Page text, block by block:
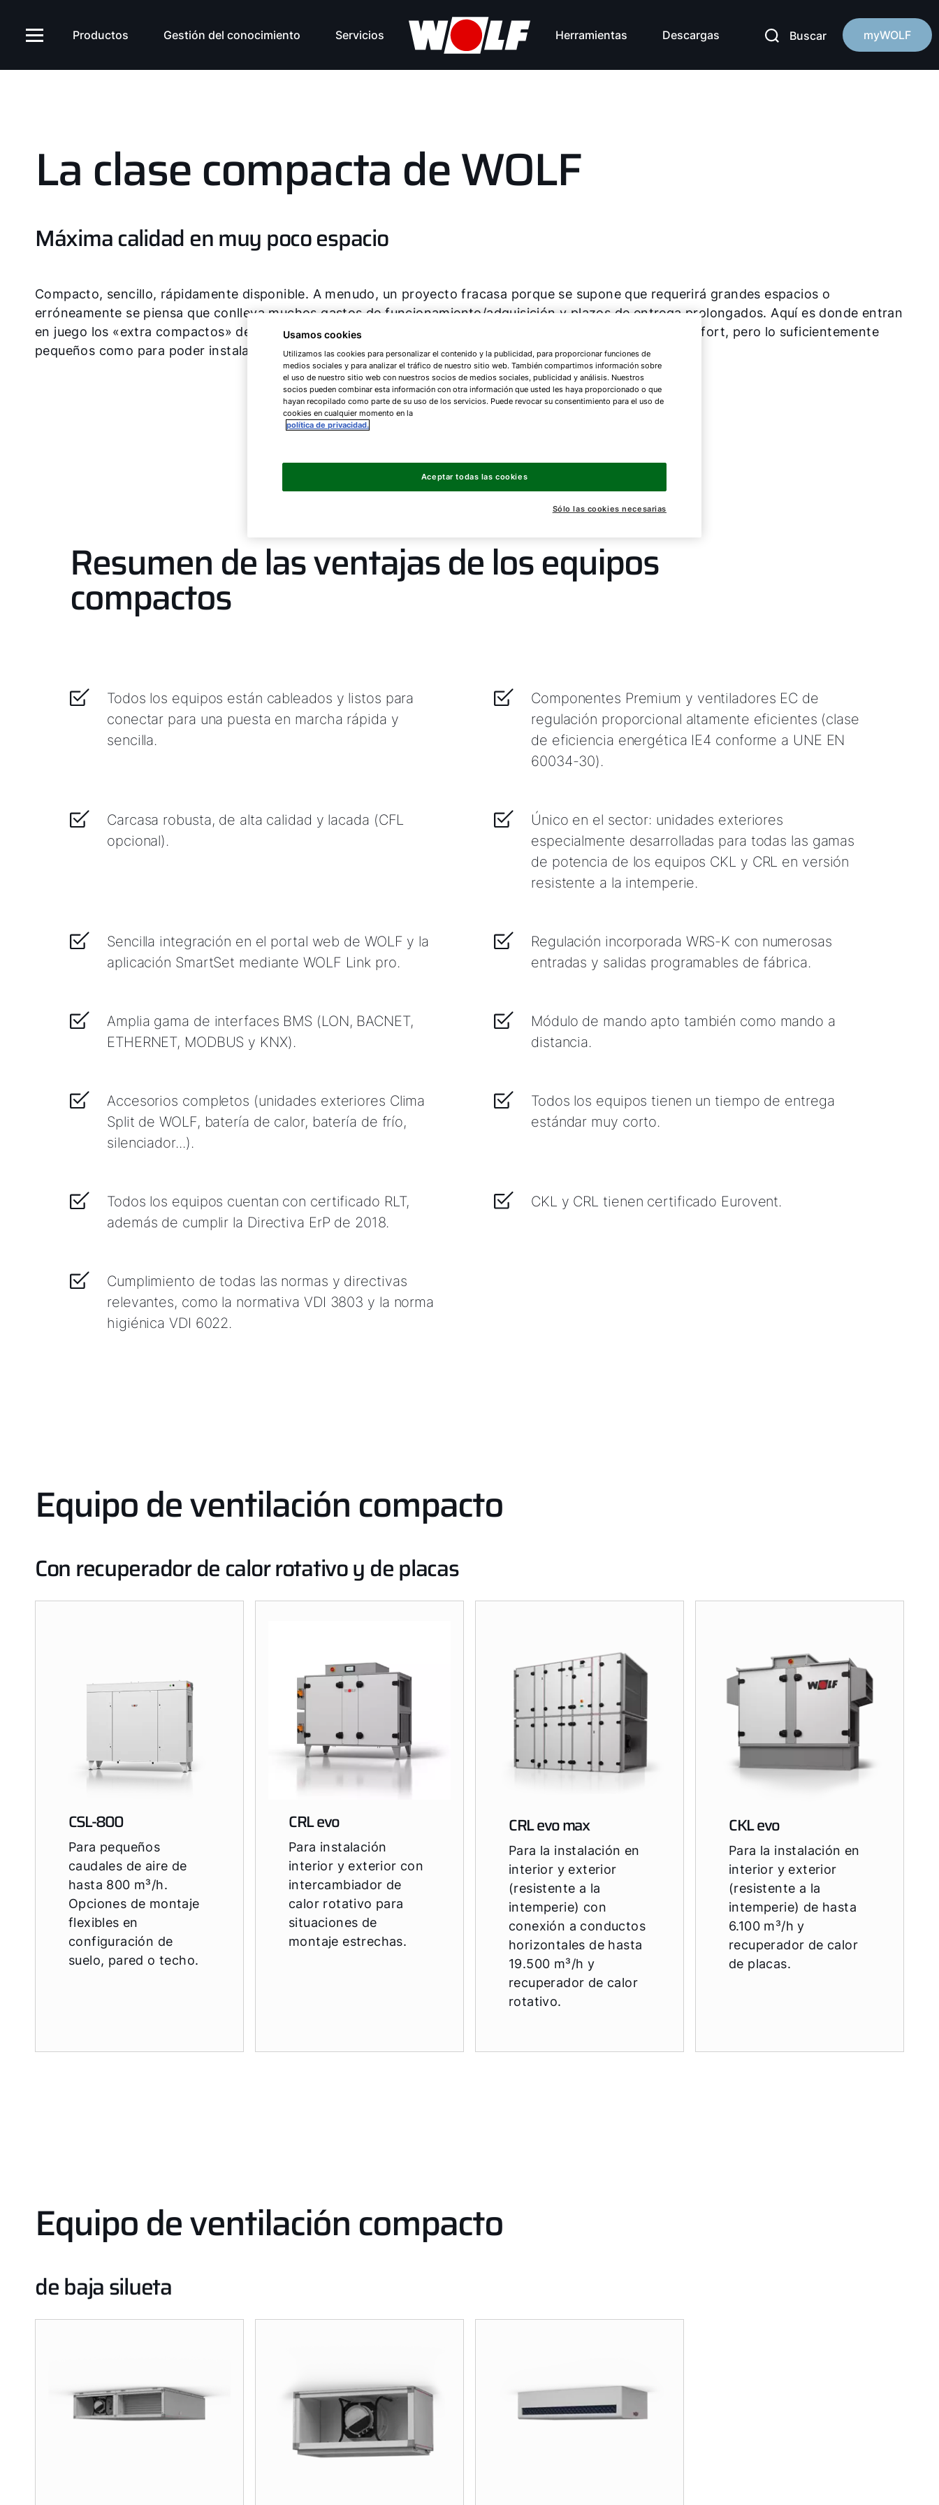
Productos Gestión del conocimiento Servicios Herramientas Descargas Buscar myWOLF
La clase compacta de WOLF
Máxima calidad en muy poco espacio
Compacto, sencillo, rápidamente disponible. A menudo, un proyecto fracasa porque se supone que requerirá grandes espacios o
erróneamente se piensa que conlleva muchos gastos de funcionamiento/adquisición y plazos de entrega prolongados. Aquí es donde entran
en juego los «extra compactos» de WOLF. Lo suficientemente grandes como para garantizar el máximo confort, pero lo suficientemente
pequeños como para poder instalarlos en cualquier lugar. Y listos para empezar a funcionar.
Resumen de las ventajas de los equipos
compactos
Todos los equipos están cableados y listos para
conectar para una puesta en marcha rápida y
sencilla.
Componentes Premium y ventiladores EC de
regulación proporcional altamente eficientes (clase
de eficiencia energética IE4 conforme a UNE EN
60034-30) .
Carcasa robusta, de alta calidad y lacada (CFL
opcional) .
Único en el sector: unidades exteriores
especialmente desarrolladas para todas las gamas
de potencia de los equipos CKL y CRL en versión
resistente a la intemperie .
Sencilla integración en el portal web de WOLF y la
aplicación SmartSet mediante WOLF Link pro.
Regulación incorporada WRS-K con numerosas
entradas y salidas programables de fábrica.
Amplia gama de interfaces BMS (LON, BACNET,
ETHERNET, MODBUS y KNX).
Módulo de mando apto también como mando a
distancia.
Accesorios completos (unidades exteriores Clima
Split de WOLF, batería de calor, batería de frío,
silenciador...).
Todos los equipos tienen un tiempo de entrega
estándar muy corto.
Todos los equipos cuentan con certificado RLT,
además de cumplir la Directiva ErP de 2018.
CKL y CRL tienen certificado Eurovent.
Cumplimiento de todas las normas y directivas
relevantes, como la normativa VDI 3803 y la norma
higiénica VDI 6022.
Equipo de ventilación compacto
Con recuperador de calor rotativo y de placas
CSL-800
Para pequeños
caudales de aire de
hasta 800 m³/h.
Opciones de montaje
flexibles en
configuración de
suelo, pared o techo.
CRL evo
Para instalación
interior y exterior con
intercambiador de
calor rotativo para
situaciones de
montaje estrechas.
CRL evo max
Para la instalación en
interior y exterior
(resistente a la
intemperie) con
conexión a conductos
horizontales de hasta
19.500 m³/h y
recuperador de calor
rotativo.
CKL evo
Para la instalación en
interior y exterior
(resistente a la
intemperie) de hasta
6.100 m³/h y
recuperador de calor
de placas.
Equipo de ventilación compacto
de baja silueta
Usamos cookies
Utilizamos las cookies para personalizar el contenido y la publicidad, para proporcionar funciones de
medios sociales y para analizar el tráfico de nuestro sitio web. También compartimos información sobre
el uso de nuestro sitio web con nuestros socios de medios sociales, publicidad y análisis. Nuestros
socios pueden combinar esta información con otra información que usted les haya proporcionado o que
hayan recopilado como parte de su uso de los servicios. Puede revocar su consentimiento para el uso de
cookies en cualquier momento en la
política de privacidad.
Sólo las cookies necesarias
Aceptar todas las cookies